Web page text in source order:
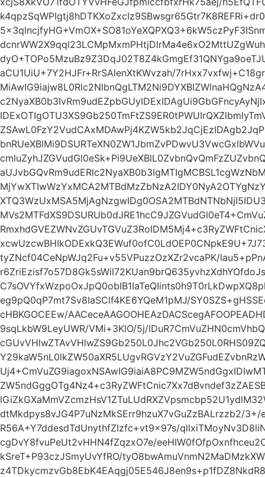
aCU1UiU+7Y2HJFr+RrSAlenXtKWvzah/
tyZNcf04CeNpWJq2Fu+v55VPuzzOzXZr2vcaPK/
eg9pQ0qP7mt7Sv8IaSClf4KE6YQeM1pMJ/
cHBKGOCEEw/
9sqLkbW9LeyUWR/VMi+3KlO/5j/
dtMkdpys8vJG4P7uNzMkSErr9hzuX7vGuZzBALrzzb2/3+/
R56A+Y7ddesdTdUnythfZIzfc+vt9x97s/
cgDvY8fvuPeUt2vHHN4fZqzxO7e/
kSreT+P93czJSmyUvYfRO/